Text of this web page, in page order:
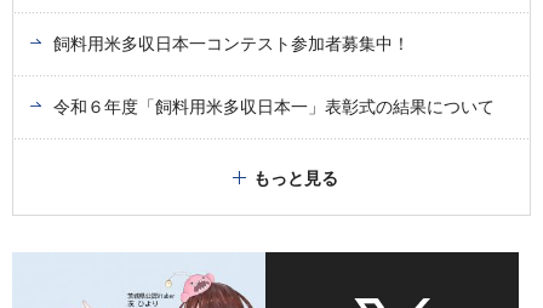
飼料用米多収日本一コンテスト参加者募集中！
令和６年度「飼料用米多収日本一」表彰式の結果について
もっと見る